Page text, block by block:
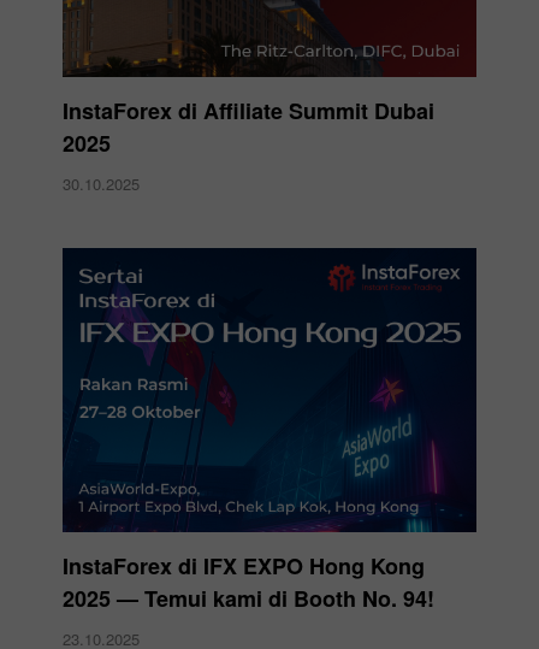
InstaForex di Affiliate Summit Dubai
2025
30.10.2025
InstaForex di IFX EXPO Hong Kong
2025 — Temui kami di Booth No. 94!
23.10.2025